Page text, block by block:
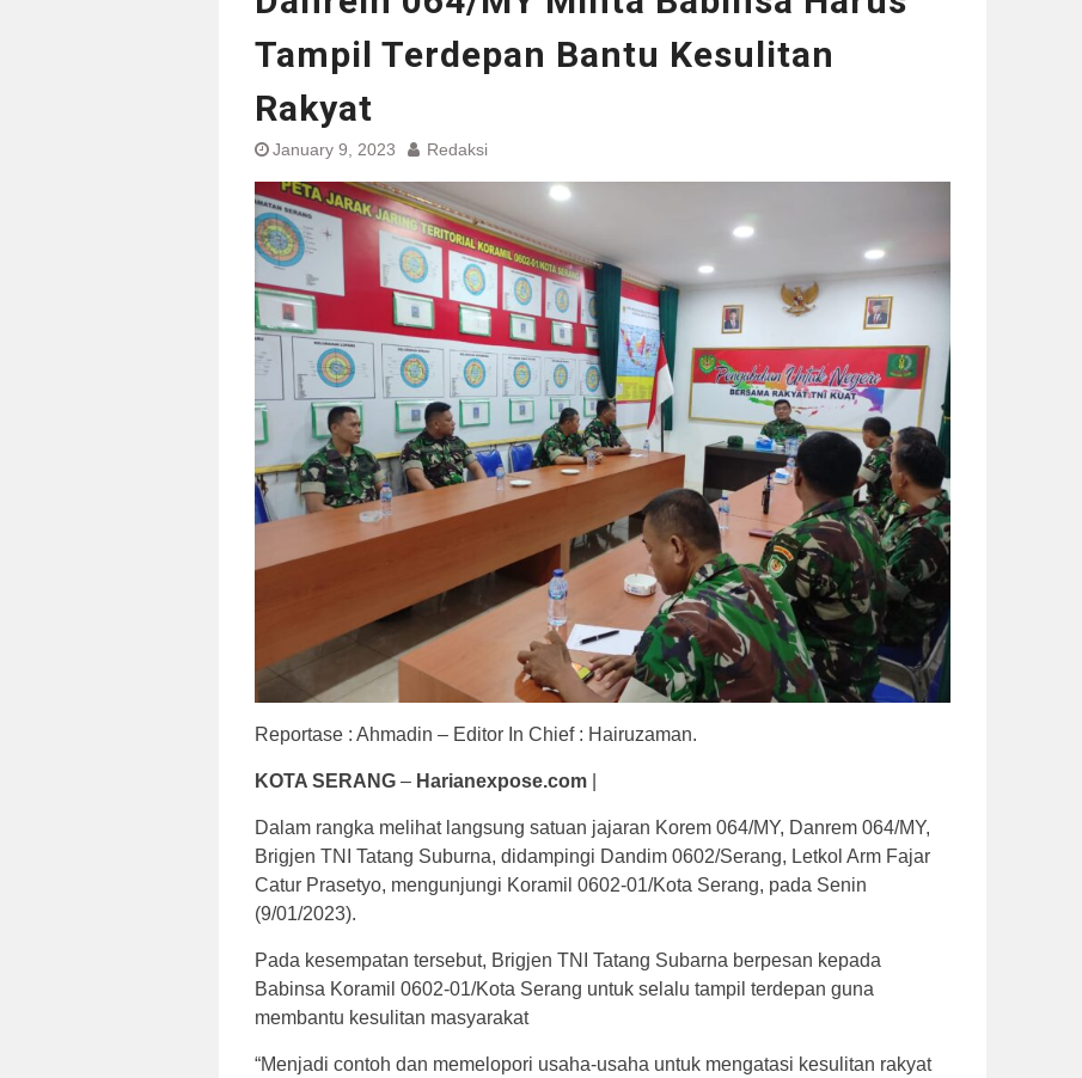
Tampil Terdepan Bantu Kesulitan
Rakyat
January 9, 2023 Redaksi
Reportase : Ahmadin – Editor In Chief : Hairuzaman.
KOTA SERANG – Harianexpose.com
Dalam rangka melihat langsung satuan jajaran Korem 064/MY, Danrem 064/MY,
Brigjen TNI Tatang Suburna, didampingi Dandim 0602/Serang, Letkol Arm Fajar
Catur Prasetyo, mengunjungi Koramil 0602-01/Kota Serang, pada Senin
(9/01/2023).
Pada kesempatan tersebut, Brigjen TNI Tatang Subarna berpesan kepada
Babinsa Koramil 0602-01/Kota Serang untuk selalu tampil terdepan guna
membantu kesulitan masyarakat
“Menjadi contoh dan memelopori usaha-usaha untuk mengatasi kesulitan rakyat